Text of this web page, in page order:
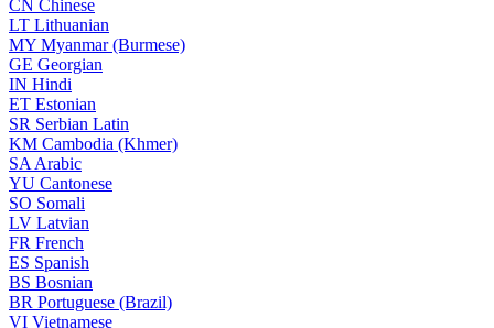
CN Chinese
LT Lithuanian
MY Myanmar (Burmese)
GE Georgian
IN Hindi
ET Estonian
SR Serbian Latin
KM Cambodia (Khmer)
SA Arabic
YU Cantonese
SO Somali
LV Latvian
FR French
ES Spanish
BS Bosnian
BR Portuguese (Brazil)
VI Vietnamese